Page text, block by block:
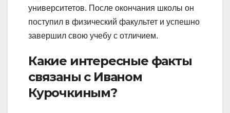
университетов. После окончания школы он
поступил в физический факультет и успешно
завершил свою учебу с отличием.
Какие интересные факты
связаны с Иваном
Курочкиным?